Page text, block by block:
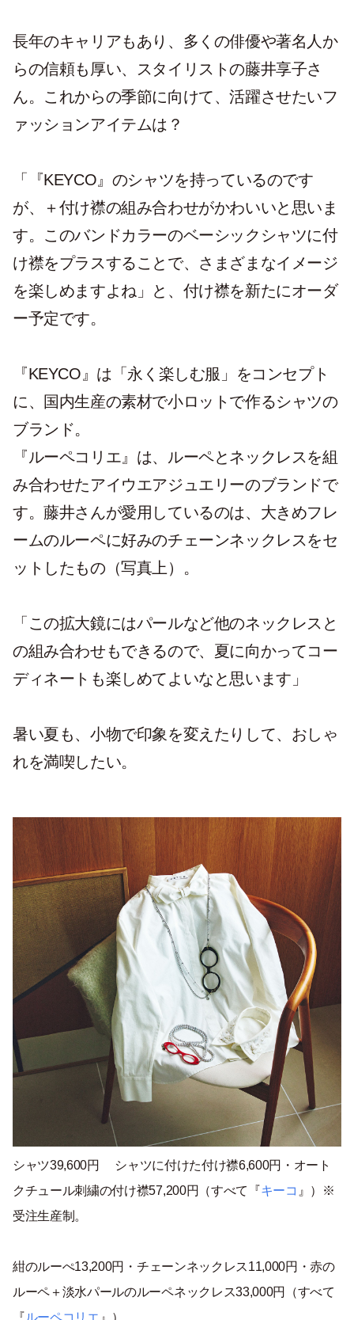
長年のキャリアもあり、多くの俳優や著名人か
らの信頼も厚い、スタイリストの藤井享子さ
ん。これからの季節に向けて、活躍させたいフ
ァッションアイテムは？
「『KEYCO』のシャツを持っているのです
が、＋付け襟の組み合わせがかわいいと思いま
す。このバンドカラーのベーシックシャツに付
け襟をプラスすることで、さまざまなイメージ
を楽しめますよね」と、付け襟を新たにオーダ
ー予定です。
『KEYCO』は「永く楽しむ服」をコンセプト
に、国内生産の素材で小ロットで作るシャツの
ブランド。
『ルーペコリエ』は、ルーペとネックレスを組
み合わせたアイウエアジュエリーのブランドで
す。藤井さんが愛用しているのは、大きめフレ
ームのルーペに好みのチェーンネックレスをセ
ットしたもの（写真上）。
「この拡大鏡にはパールなど他のネックレスと
の組み合わせもできるので、夏に向かってコー
ディネートも楽しめてよいなと思います」
暑い夏も、小物で印象を変えたりして、おしゃ
れを満喫したい。
シャツ39,600円 シャツに付けた付け襟6,600円・オート
クチュール刺繍の付け襟57,200円（すべて『キーコ 』）※
受注生産制。
紺のルーぺ13,200円・チェーンネックレス11,000円・赤の
ルーペ＋淡水パールのルーペネックレス33,000円（すべて
『 ルーペコリエ 』）